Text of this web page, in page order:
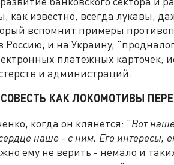
как известно, всегда лукавы,
вспомнит примеры
Россию, и на Украину,
платежных карточек,
и администраций.
КАК ЛОКОМОТИВЫ
когда он клянется: "Вот
наше - с ним. Его интересы,
ему не верить - немало и